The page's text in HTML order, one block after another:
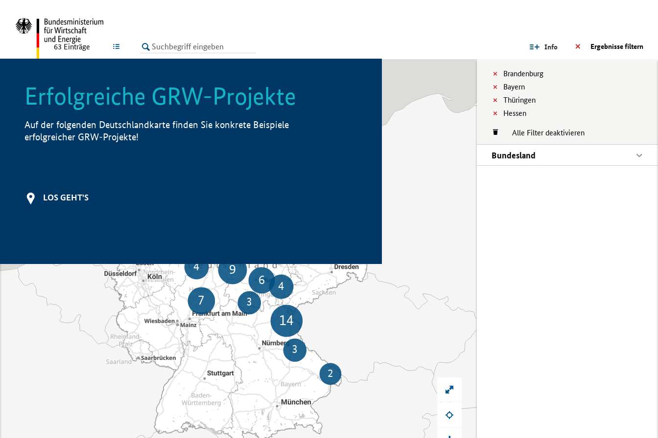
LISTE Ergebnisse filtern
Info
Brandenburg
Bayern
Thüringen
Hessen
Alle Filter deaktivieren
Bundesland
63 Einträge
Erfolgreiche GRW-Projekte
Auf der folgenden Deutschlandkarte finden Sie konkrete Beispiele
erfolgreicher GRW-Projekte!
LOS GEHT'S